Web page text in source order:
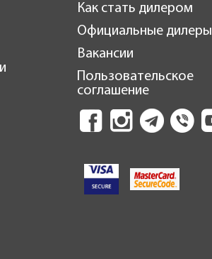
Как стать дилером
Официальные дилеры
Вакансии
Пользовательское
соглашение